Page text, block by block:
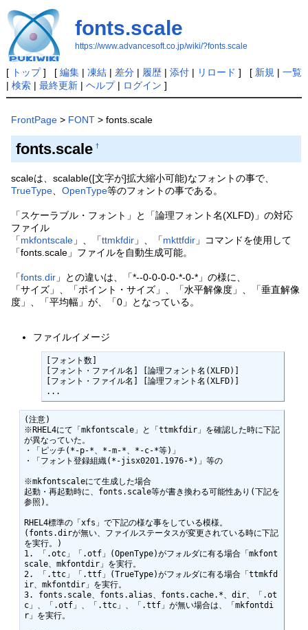
fonts.scale
https://www.advancesoft.co.jp/wiki/?fonts.scale
[ トップ] [ 編集| 凍結| 差分| 履歴| 添付| リロード ] [ 新規 | 一覧
| 検索| 最終更新| ヘルプ| ログイン ]
FrontPage > FONT > fonts.scale
fonts.scale †
scaleは、scalable([文字が]拡大縮小可能)なフォントの事で、
TrueType、OpenType等のフォントの事である。
「スケーラブル・フォント」と「論理フォント名(XLFD)」の対応
ファイル
「mkfontscale 」、「ttmkfdir 」、「mkttfdir 」コマンドを使用して
「fonts.scale」ファイルを自動生成可能。
「fonts.dir 」との違いは、「*--0-0-0-0-*-0-*」の様に、
「サイズ」、「ポイント・サイズ」、「水平解像度」、「垂直解像
度」、「平均幅」が、「0」となっている。
ファイルイメージ
[フォント数]
[フォント・ファイル名] [論理フォント名(XLFD)]
[フォント・ファイル名] [論理フォント名(XLFD)]
...
(注意)
※RHEL4にて「mkfontscale」と「ttmkfdir」を確認した時に下記
が異なっていた。
・「ピッチ(*-p-*、*-m-*、*-c-*等)」
・「フォント登録組織(*-jisx0201.1976-*)」等の
※mkfontscaleにて生成した場合
起動・再起動時に、fonts.scale等が書き換わる可能性あり(下記を
参照)。
RHEL4標準の「xfs」で下記の様な事をしている模様。
(fonts.dirが無い、ファイルステータスが変更されている時に下記
を実行。)
1. 「.otc」「.otf」(OpenType)がフォルダに有る場合「mkfont
scale、mkfontdir」を実行。
2. 「.ttc」「.ttf」(TrueType)がフォルダに有る場合「ttmkfd
ir、mkfontdir」を実行。
3. fonts.scale、fonts.alias、fonts.cache.*、dir、「.ot
c」、「.otf」、「.ttc」、「.ttf」が無い場合は、「mkfontdi
r」を実行。